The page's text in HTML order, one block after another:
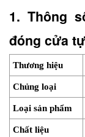
1. Thông
đóng cửa
Thương hiệu
Chủng loại
Loại sản phẩm
Chất liệu